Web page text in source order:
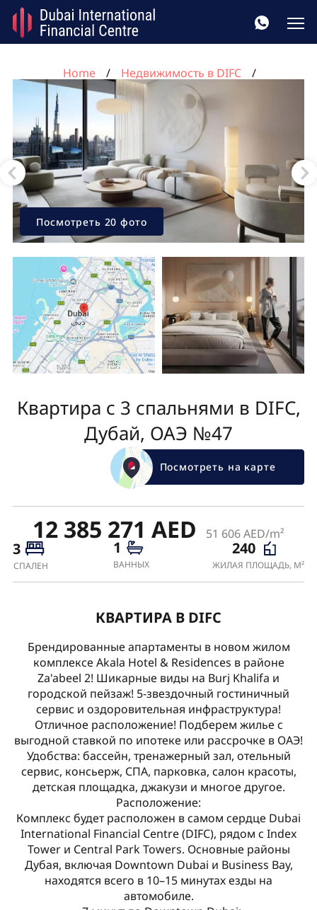
Home
Недвижимость в DIFC
Квартира с 3 спальнями в DIFC, Дубай, ОАЭ №47
Посмотреть 20 фото
Квартира с 3 спальнями в DIFC,
Дубай, ОАЭ №47
Посмотреть на карте
12 385 271 AED 51 606 AED/m²
3
СПАЛЕН
1
ВАННЫХ
240
ЖИЛАЯ ПЛОЩАДЬ, М²
КВАРТИРА В DIFC
Брендированные апартаменты в новом жилом
комплексе Akala Hotel & Residences в районе
Za'abeel 2! Шикарные виды на Burj Khalifa и
городской пейзаж! 5-звездочный гостиничный
сервис и оздоровительная инфраструктура!
Отличное расположение! Подберем жилье с
выгодной ставкой по ипотеке или рассрочке в ОАЭ!
Удобства: бассейн, тренажерный зал, отельный
сервис, консьерж, СПА, парковка, салон красоты,
детская площадка, джакузи и многое другое.
Расположение:
Комплекс будет расположен в самом сердце Dubai
International Financial Centre (DIFC), рядом с Index
Tower и Central Park Towers. Основные районы
Дубая, включая Downtown Dubai и Business Bay,
находятся всего в 10–15 минутах езды на
автомобиле.